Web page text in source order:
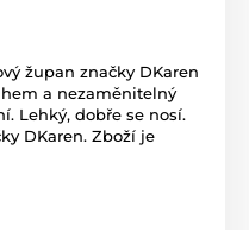
župan značky DKaren
a nezaměnitelný
Lehký, dobře se nosí.
DKaren. Zboží je